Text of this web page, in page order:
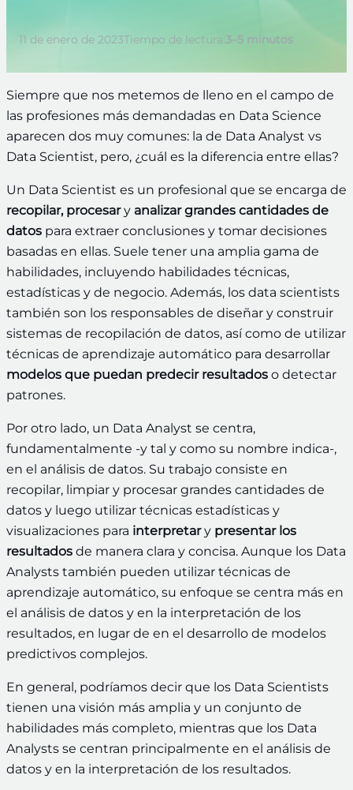
11 de enero de 2023Tiempo de lectura:3–5 minutos
Siempre que nos metemos de lleno en el campo de
las profesiones más demandadas en Data Science
aparecen dos muy comunes: la de Data Analyst vs
Data Scientist, pero, ¿cuál es la diferencia entre ellas?
Un Data Scientist es un profesional que se encarga de
recopilar, procesary analizar grandes cantidades de
datos para extraer conclusiones y tomar decisiones
basadas en ellas. Suele tener una amplia gama de
habilidades, incluyendo habilidades técnicas,
estadísticas y de negocio. Además, los data scientists
también son los responsables de diseñar y construir
sistemas de recopilación de datos, así como de utilizar
técnicas de aprendizaje automático para desarrollar
modelos que puedan predecir resultados o detectar
patrones.
Por otro lado, un Data Analyst se centra,
fundamentalmente -y tal y como su nombre indica-,
en el análisis de datos. Su trabajo consiste en
recopilar, limpiar y procesar grandes cantidades de
datos y luego utilizar técnicas estadísticas y
visualizaciones para interpretary presentar los
resultados de manera clara y concisa. Aunque los Data
Analysts también pueden utilizar técnicas de
aprendizaje automático, su enfoque se centra más en
el análisis de datos y en la interpretación de los
resultados, en lugar de en el desarrollo de modelos
predictivos complejos.
En general, podríamos decir que los Data Scientists
tienen una visión más amplia y un conjunto de
habilidades más completo, mientras que los Data
Analysts se centran principalmente en el análisis de
datos y en la interpretación de los resultados.